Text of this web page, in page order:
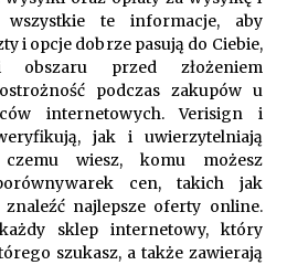
wszystkie te informacje, aby
i opcje dobrze pasują do Ciebie,
przed złożeniem
podczas zakupów u
internetowych. Verisign i
jak i uwierzytelniają
czemu wiesz, komu możesz
cen, takich jak
znaleźć najlepsze oferty online.
sklep internetowy, który
szukasz, a także zawierają